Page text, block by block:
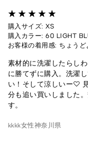
購入サイズ: XS
購入カラー: 60 LIGHT
お客様の着用感: ちょうど
素材的に洗濯したらし
に勝てずに購入。洗濯
い！そして涼しいー♡
分も追い買いしました
す。
kkkk女性神奈川県